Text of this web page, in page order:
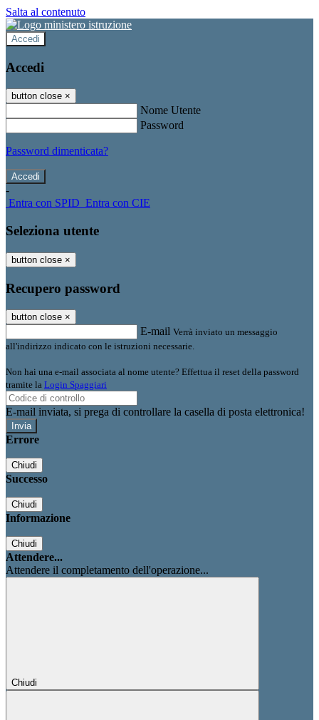
Salta al contenuto
Accedi
Accedi
button close ×
Nome Utente
Password
Password dimenticata?
-
Entra con SPID Entra con CIE
Seleziona utente
button close ×
Recupero password
button close ×
E-mail Verrà inviato un messaggio
all'indirizzo indicato con le istruzioni necessarie.
Non hai una e-mail associata al nome utente? Effettua il reset della password
tramite la Login Spaggiari
E-mail inviata, si prega di controllare la casella di posta elettronica!
Errore
Chiudi
Successo
Chiudi
Informazione
Chiudi
Attendere...
Attendere il completamento dell'operazione...
Chiudi